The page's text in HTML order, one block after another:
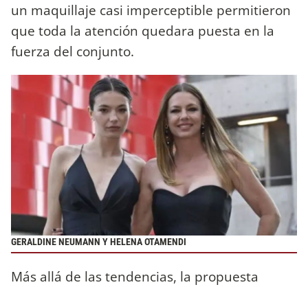
un maquillaje casi imperceptible permitieron
que toda la atención quedara puesta en la
fuerza del conjunto.
GERALDINE NEUMANN Y HELENA OTAMENDI
Más allá de las tendencias, la propuesta